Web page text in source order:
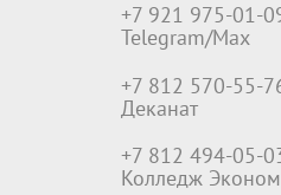
+7 921 975-01-
Telegram/Max
+7 812 570-55-
Деканат
+7 812 494-05-
Колледж